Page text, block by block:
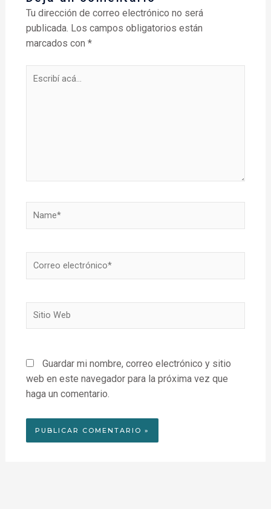
Tu dirección de correo electrónico no será
publicada. Los campos obligatorios están
marcados con *
Escribí
Sitio
Guardar mi nombre, correo electrónico y sitio
web en este navegador para la próxima vez que
haga un comentario.